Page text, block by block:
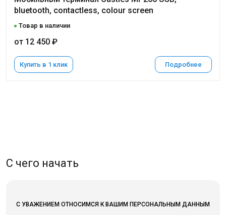
bluetooth, contactless, colour screen
Товар в наличии
от 12 450 ₽
Купить в 1 клик Подробнее
С чего начать
С УВАЖЕНИЕМ ОТНОСИМСЯ К ВАШИМ ПЕРСОНАЛЬНЫМ ДАННЫМ